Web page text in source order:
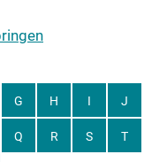
G H I J
Q R S T